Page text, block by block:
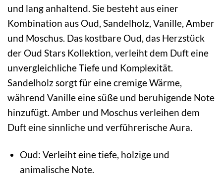
und lang anhaltend. Sie besteht aus einer
Kombination aus Oud, Sandelholz, Vanille, Amber
und Moschus. Das kostbare Oud, das Herzstück
der Oud Stars Kollektion, verleiht dem Duft eine
unvergleichliche Tiefe und Komplexität.
Sandelholz sorgt für eine cremige Wärme,
während Vanille eine süße und beruhigende Note
hinzufügt. Amber und Moschus verleihen dem
Duft eine sinnliche und verführerische Aura.
Oud: Verleiht eine tiefe, holzige und
animalische Note.